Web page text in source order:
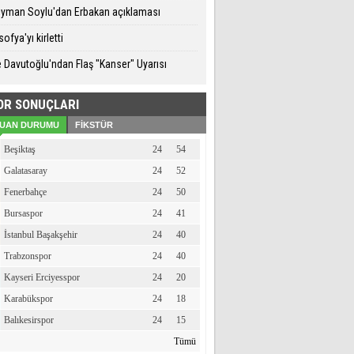
Soylu'dan Erbakan açıklaması
kirletti
Davutoğlu'ndan Flaş "Kanser" Uyarısı
SONUÇLARI
DURUMU FİKSTÜR
Beşiktaş 24 54
Galatasaray 24 52
Fenerbahçe 24 50
Bursaspor 24 41
İstanbul Başakşehir 24 40
Trabzonspor 24 40
Kayseri Erciyesspor 24 20
Karabükspor 24 18
Balıkesirspor 24 15
Tümü